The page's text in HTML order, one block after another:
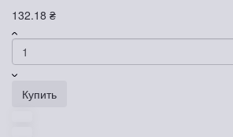
132.18 ₴
Купить